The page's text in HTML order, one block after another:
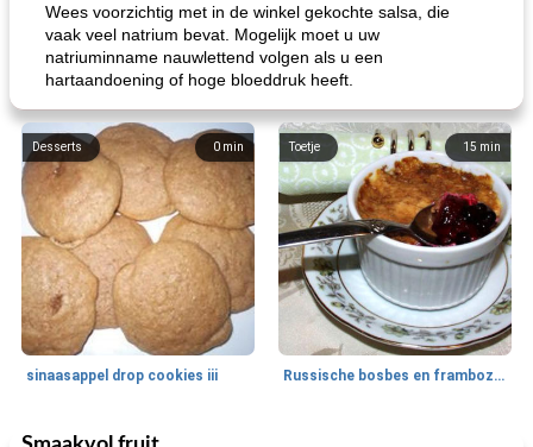
Wees voorzichtig met in de winkel gekochte salsa, die
vaak veel natrium bevat. Mogelijk moet u uw
natriuminname nauwlettend volgen als u een
hartaandoening of hoge bloeddruk heeft.
0 min
Desserts
sinaasappel drop cookies iii
15 min
Toetje
Russische bosbes en frambozenpudding
Ontbijt